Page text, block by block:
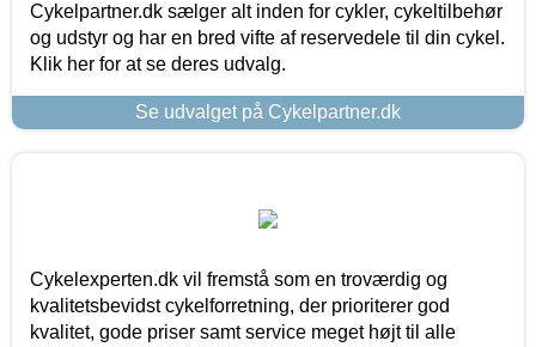
Cykelpartner.dk sælger alt inden for cykler, cykeltilbehør
og udstyr og har en bred vifte af reservedele til din cykel.
Klik her for at se deres udvalg.
Se udvalget på Cykelpartner.dk
Cykelexperten.dk vil fremstå som en troværdig og
kvalitetsbevidst cykelforretning, der prioriterer god
kvalitet, gode priser samt service meget højt til alle